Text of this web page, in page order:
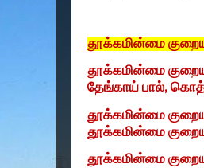
தூக்கமின்மை
தூக்கமின்மை
தேங்காய்‌ பால்‌,
தூக்கமின்மை
தூக்கமின்மை
தூக்கமின்மை